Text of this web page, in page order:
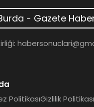
- Gazete
PolitikasıGizlilik Politikası